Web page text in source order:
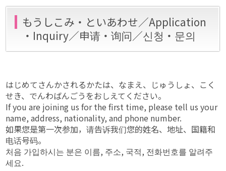
もうしこみ・といあわせ／Application
・Inquiry／申请・询问／신청・문의
はじめてさんかされるかたは、なまえ、じゅうしょ、こく
せき、でんわばんごうをおしえてください。
If you are joining us for the first time, please tell us your
name, address, nationality, and phone number.
如果您是第一次参加，请告诉我们您的姓名、地址、国籍和
电话号码。
처음 가입하시는 분은 이름, 주소, 국적, 전화번호를 알려주
세요.